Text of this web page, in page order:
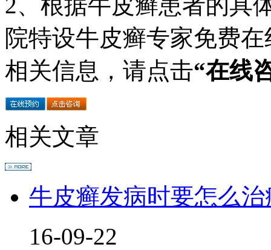
院特设牛皮癣专家免费
相关信息，请点击“在线
相关文章
牛皮癣发病时要怎么治
16-09-22